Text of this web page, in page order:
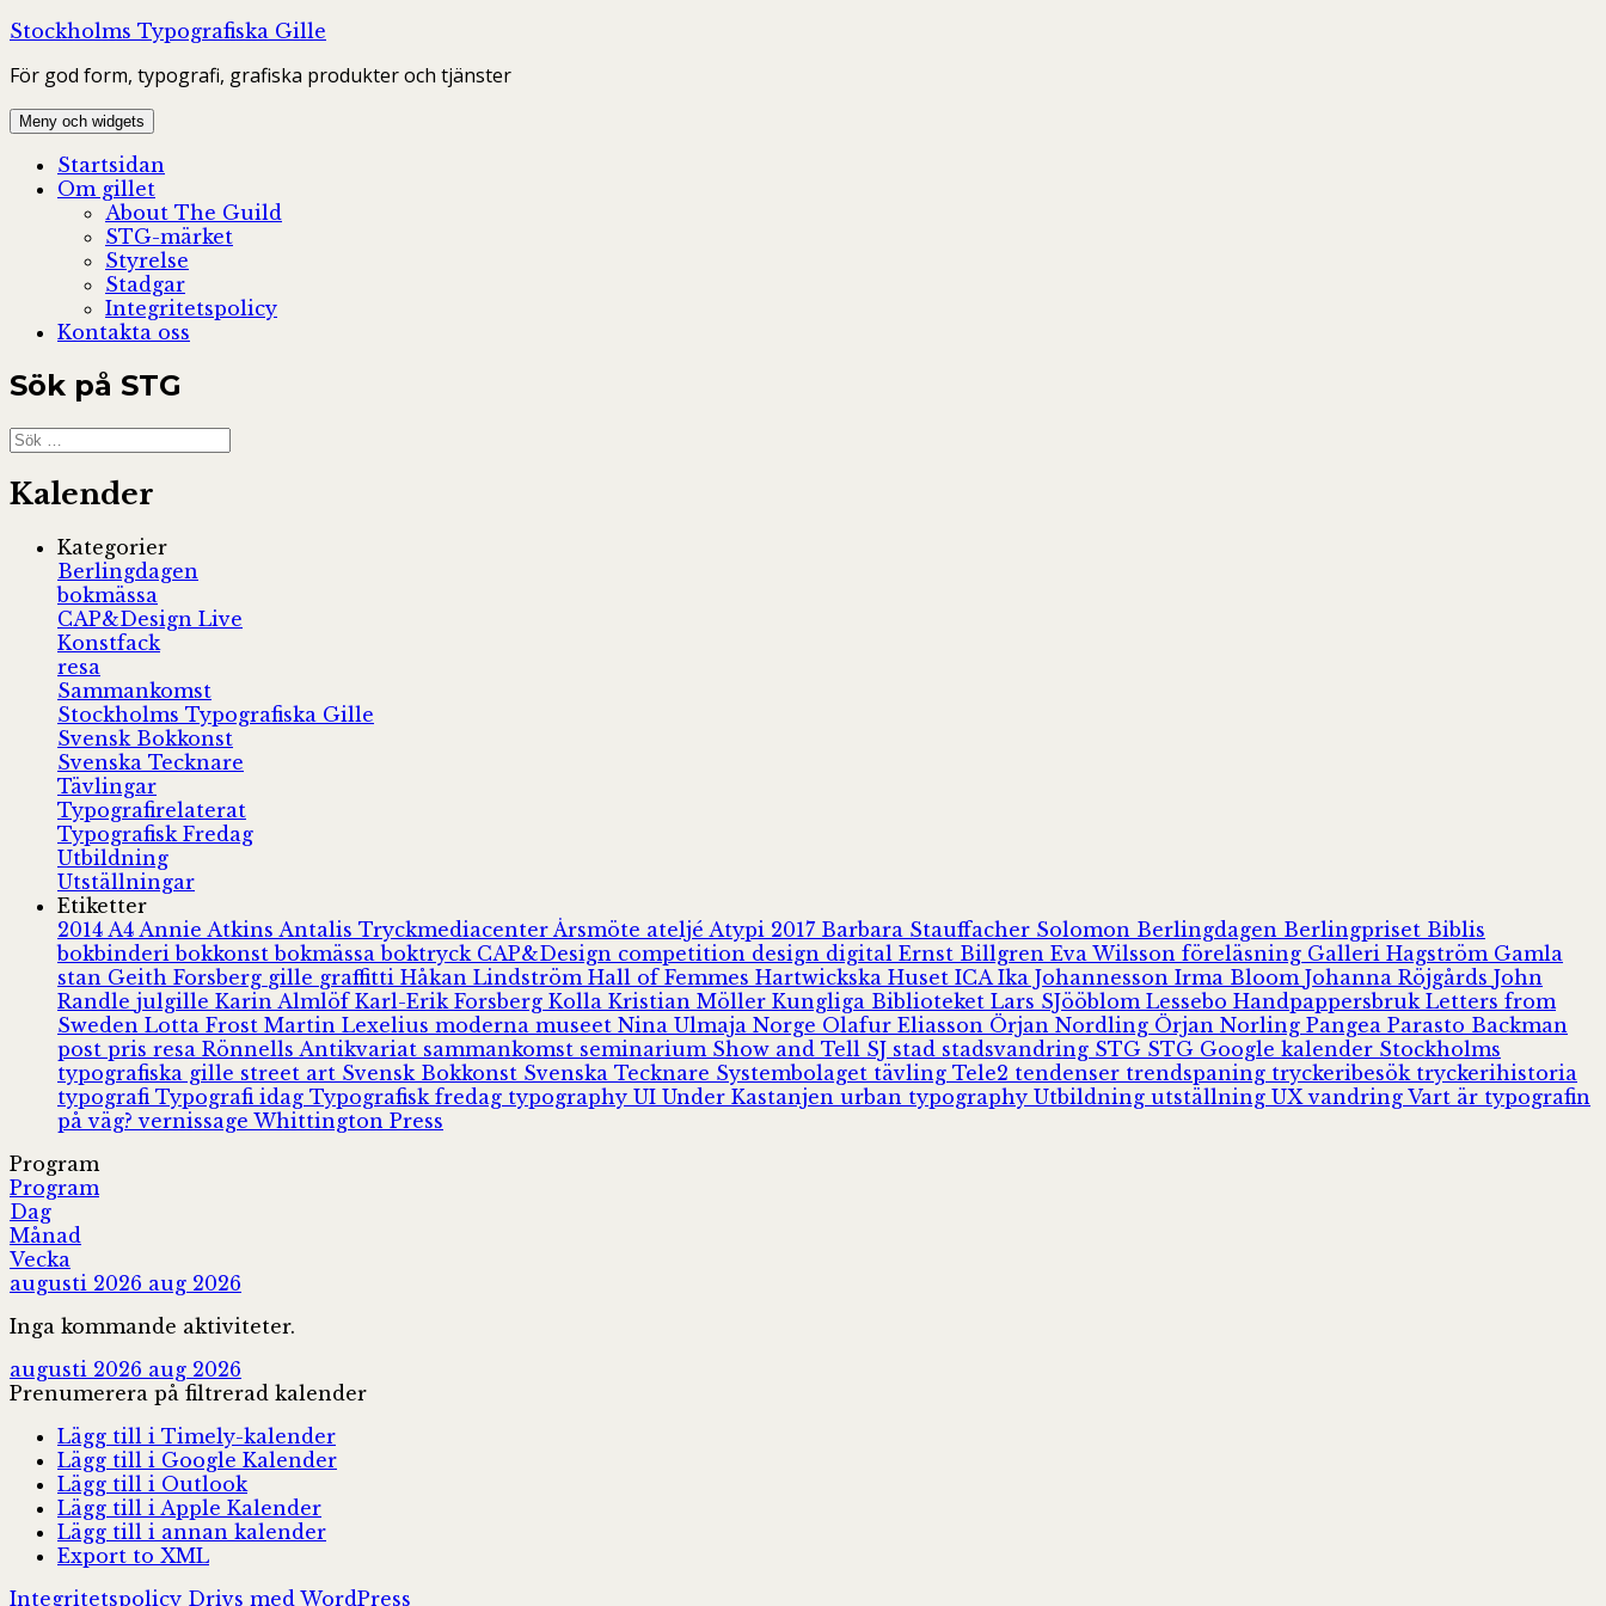
Hoppa
innehåll
Stockholms Typografiska Gille
För god form, typografi, grafiska produkter och tjänster
Meny och widgets
Startsidan
Om gillet
About The Guild
STG-märket
Styrelse
Stadgar
Integritetspolicy
Kontakta oss
Sök på STG
Sök
efter:
Kalender
Kategorier
Berlingdagen
bokmässa
CAP&Design Live
Konstfack
resa
Sammankomst
Stockholms Typografiska Gille
Svensk Bokkonst
Svenska Tecknare
Tävlingar
Typografirelaterat
Typografisk Fredag
Utbildning
Utställningar
Etiketter
2014 A4 Annie Atkins Antalis Tryckmediacenter Årsmöte ateljé Atypi 2017 Barbara Stauffacher Solomon Berlingdagen Berlingpriset Biblis
bokbinderibokkonstbokmässaboktryck CAP&Design competition design digital Ernst Billgren Eva Wilsson föreläsning Galleri Hagström Gamla
stan Geith Forsberg gille graffitti Håkan Lindström Hall of Femmes Hartwickska Huset ICA Ika Johannesson Irma Bloom Johanna Röjgårds John
Randle julgille Karin Almlöf Karl-Erik Forsberg Kolla Kristian Möller Kungliga Biblioteket Lars SJööblom Lessebo Handpappersbruk Letters from
Sweden Lotta Frost Martin Lexelius moderna museet Nina Ulmaja Norge Olafur Eliasson Örjan Nordling Örjan Norling Pangea Parasto Backman
post pris resa Rönnells Antikvariat sammankomst seminarium Show and Tell SJ stad stadsvandring STG STG Google kalender Stockholms
typografiska gille street art Svensk Bokkonst Svenska Tecknare Systembolaget tävling Tele2 tendenser trendspaning tryckeribesök tryckerihistoria
typografi Typografi idag Typografisk fredag typography UI Under Kastanjen urban typography Utbildning utställning UXvandring Vart är typografin
på väg?vernissage Whittington Press
Program
Program
Dag
Månad
Vecka
augusti 2026 aug 2026
Inga kommande aktiviteter.
augusti 2026 aug 2026
Prenumerera på filtrerad kalender
Lägg till i Timely-kalender
Lägg till i Google Kalender
Lägg till i Outlook
Lägg till i Apple Kalender
Lägg till i annan kalender
Export to XML
Integritetspolicy Drivs med WordPress